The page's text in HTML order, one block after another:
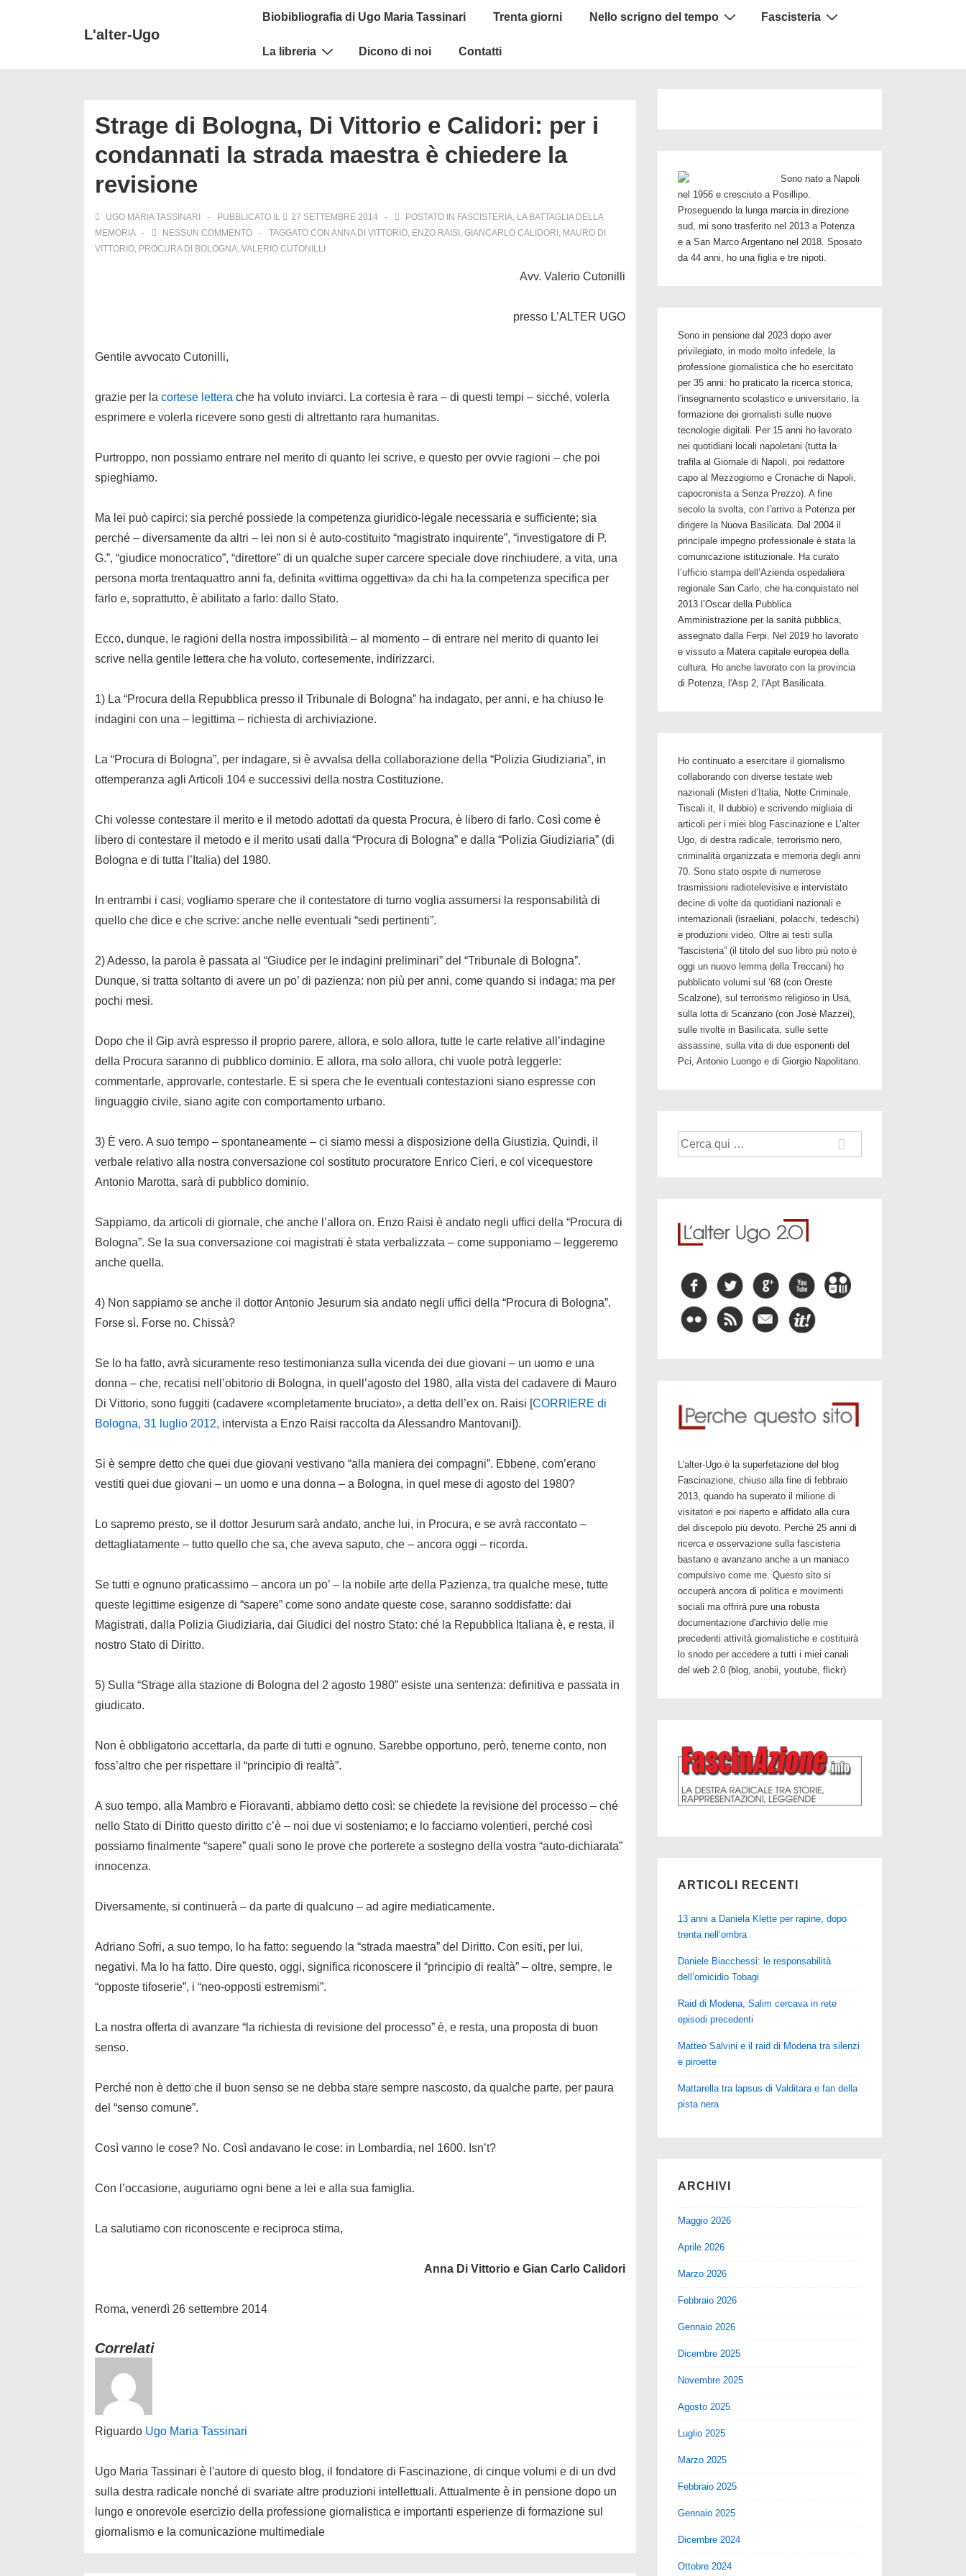
L'alter-Ugo
Menu
Biobibliografia di Ugo Maria Tassinari Trenta giorni Nello scrigno del tempo Fascisteria
La libreria Dicono di noi Contatti
Strage di Bologna, Di Vittorio e Calidori: per i
condannati la strada maestra è chiedere la
revisione
UGO MARIA TASSINARI PUBBLICATO IL 27 SETTEMBRE 2014 POSTATO IN FASCISTERIA, LA BATTAGLIA DELLA
MEMORIA
NESSUN COMMENTO TAGGATO CON ANNA DI VITTORIO, ENZO RAISI , GIANCARLO CALIDORI , MAURO DI
VITTORIO, PROCURA DI BOLOGNA, VALERIO CUTONILLI
Avv. Valerio Cutonilli
presso L’ALTER UGO
Gentile avvocato Cutonilli,
grazie per la cortese lettera che ha voluto inviarci. La cortesia è rara – di questi tempi – sicché, volerla
esprimere e volerla ricevere sono gesti di altrettanto rara humanitas.
Purtroppo, non possiamo entrare nel merito di quanto lei scrive, e questo per ovvie ragioni – che poi
spieghiamo.
Ma lei può capirci: sia perché possiede la competenza giuridico-legale necessaria e sufficiente; sia
perché – diversamente da altri – lei non si è auto-costituito “magistrato inquirente”, “investigatore di P.
G.”, “giudice monocratico”, “direttore” di un qualche super carcere speciale dove rinchiudere, a vita, una
persona morta trentaquattro anni fa, definita «vittima oggettiva» da chi ha la competenza specifica per
farlo e, soprattutto, è abilitato a farlo: dallo Stato.
Ecco, dunque, le ragioni della nostra impossibilità – al momento – di entrare nel merito di quanto lei
scrive nella gentile lettera che ha voluto, cortesemente, indirizzarci.
1) La “Procura della Repubblica presso il Tribunale di Bologna” ha indagato, per anni, e ha chiuso le
indagini con una – legittima – richiesta di archiviazione.
La “Procura di Bologna”, per indagare, si è avvalsa della collaborazione della “Polizia Giudiziaria”, in
ottemperanza agli Articoli 104 e successivi della nostra Costituzione.
Chi volesse contestare il merito e il metodo adottati da questa Procura, è libero di farlo. Così come è
libero di contestare il metodo e il merito usati dalla “Procura di Bologna” e dalla “Polizia Giudiziaria” (di
Bologna e di tutta l’Italia) del 1980.
In entrambi i casi, vogliamo sperare che il contestatore di turno voglia assumersi la responsabilità di
quello che dice e che scrive: anche nelle eventuali “sedi pertinenti”.
2) Adesso, la parola è passata al “Giudice per le indagini preliminari” del “Tribunale di Bologna”.
Dunque, si tratta soltanto di avere un po’ di pazienza: non più per anni, come quando si indaga; ma per
pochi mesi.
Dopo che il Gip avrà espresso il proprio parere, allora, e solo allora, tutte le carte relative all’indagine
della Procura saranno di pubblico dominio. E allora, ma solo allora, chi vuole potrà leggerle:
commentarle, approvarle, contestarle. E si spera che le eventuali contestazioni siano espresse con
linguaggio civile, siano agite con comportamento urbano.
3) È vero. A suo tempo – spontaneamente – ci siamo messi a disposizione della Giustizia. Quindi, il
verbale relativo alla nostra conversazione col sostituto procuratore Enrico Cieri, e col vicequestore
Antonio Marotta, sarà di pubblico dominio.
Sappiamo, da articoli di giornale, che anche l’allora on. Enzo Raisi è andato negli uffici della “Procura di
Bologna”. Se la sua conversazione coi magistrati è stata verbalizzata – come supponiamo – leggeremo
anche quella.
4) Non sappiamo se anche il dottor Antonio Jesurum sia andato negli uffici della “Procura di Bologna”.
Forse sì. Forse no. Chissà?
Se lo ha fatto, avrà sicuramente reso testimonianza sulla vicenda dei due giovani – un uomo e una
donna – che, recatisi nell’obitorio di Bologna, in quell’agosto del 1980, alla vista del cadavere di Mauro
Di Vittorio, sono fuggiti (cadavere «completamente bruciato», a detta dell’ex on. Raisi [CORRIERE di
Bologna, 31 luglio 2012, intervista a Enzo Raisi raccolta da Alessandro Mantovani]).
Si è sempre detto che quei due giovani vestivano “alla maniera dei compagni”. Ebbene, com’erano
vestiti quei due giovani – un uomo e una donna – a Bologna, in quel mese di agosto del 1980?
Lo sapremo presto, se il dottor Jesurum sarà andato, anche lui, in Procura, e se avrà raccontato –
dettagliatamente – tutto quello che sa, che aveva saputo, che – ancora oggi – ricorda.
Se tutti e ognuno praticassimo – ancora un po’ – la nobile arte della Pazienza, tra qualche mese, tutte
queste legittime esigenze di “sapere” come sono andate queste cose, saranno soddisfatte: dai
Magistrati, dalla Polizia Giudiziaria, dai Giudici del nostro Stato: ché la Repubblica Italiana è, e resta, il
nostro Stato di Diritto.
5) Sulla “Strage alla stazione di Bologna del 2 agosto 1980” esiste una sentenza: definitiva e passata in
giudicato.
Non è obbligatorio accettarla, da parte di tutti e ognuno. Sarebbe opportuno, però, tenerne conto, non
foss’altro che per rispettare il “principio di realtà”.
A suo tempo, alla Mambro e Fioravanti, abbiamo detto così: se chiedete la revisione del processo – ché
nello Stato di Diritto questo diritto c’è – noi due vi sosteniamo; e lo facciamo volentieri, perché così
possiamo finalmente “sapere” quali sono le prove che porterete a sostegno della vostra “auto-dichiarata”
innocenza.
Diversamente, si continuerà – da parte di qualcuno – ad agire mediaticamente.
Adriano Sofri, a suo tempo, lo ha fatto: seguendo la “strada maestra” del Diritto. Con esiti, per lui,
negativi. Ma lo ha fatto. Dire questo, oggi, significa riconoscere il “principio di realtà” – oltre, sempre, le
“opposte tifoserie”, i “neo-opposti estremismi”.
La nostra offerta di avanzare “la richiesta di revisione del processo” è, e resta, una proposta di buon
senso.
Perché non è detto che il buon senso se ne debba stare sempre nascosto, da qualche parte, per paura
del “senso comune”.
Così vanno le cose? No. Così andavano le cose: in Lombardia, nel 1600. Isn’t?
Con l’occasione, auguriamo ogni bene a lei e alla sua famiglia.
La salutiamo con riconoscente e reciproca stima,
Anna Di Vittorio e Gian Carlo Calidori
Roma, venerdì 26 settembre 2014
Correlati
Riguardo Ugo Maria Tassinari
Ugo Maria Tassinari è l'autore di questo blog, il fondatore di Fascinazione, di cinque volumi e di un dvd
sulla destra radicale nonché di svariate altre produzioni intellettuali. Attualmente è in pensione dopo un
lungo e onorevole esercizio della professione giornalistica e importanti esperienze di formazione sul
giornalismo e la comunicazione multimediale
Sono nato a Napoli
nel 1956 e cresciuto a Posillipo.
Proseguendo la lunga marcia in direzione
sud, mi sono trasferito nel 2013 a Potenza
e a San Marco Argentano nel 2018. Sposato
da 44 anni, ho una figlia e tre nipoti.
Sono in pensione dal 2023 dopo aver
privilegiato, in modo molto infedele, la
professione giornalistica che ho esercitato
per 35 anni: ho praticato la ricerca storica,
l'insegnamento scolastico e universitario, la
formazione dei giornalisti sulle nuove
tecnologie digitali. Per 15 anni ho lavorato
nei quotidiani locali napoletani (tutta la
trafila al Giornale di Napoli, poi redattore
capo al Mezzogiorno e Cronache di Napoli,
capocronista a Senza Prezzo). A fine
secolo la svolta, con l’arrivo a Potenza per
dirigere la Nuova Basilicata. Dal 2004 il
principale impegno professionale è stata la
comunicazione istituzionale. Ha curato
l’ufficio stampa dell’Azienda ospedaliera
regionale San Carlo, che ha conquistato nel
2013 l’Oscar della Pubblica
Amministrazione per la sanità pubblica,
assegnato dalla Ferpi. Nel 2019 ho lavorato
e vissuto a Matera capitale europea della
cultura. Ho anche lavorato con la provincia
di Potenza, l'Asp 2, l'Apt Basilicata.
Ho continuato a esercitare il giornalismo
collaborando con diverse testate web
nazionali (Misteri d’Italia, Notte Criminale,
Tiscali.it, Il dubbio) e scrivendo migliaia di
articoli per i miei blog Fascinazione e L’alter
Ugo, di destra radicale, terrorismo nero,
criminalità organizzata e memoria degli anni
70. Sono stato ospite di numerose
trasmissioni radiotelevisive e intervistato
decine di volte da quotidiani nazionali e
internazionali (israeliani, polacchi, tedeschi)
e produzioni video. Oltre ai testi sulla
“fascisteria” (il titolo del suo libro più noto è
oggi un nuovo lemma della Treccani) ho
pubblicato volumi sul ‘68 (con Oreste
Scalzone), sul terrorismo religioso in Usa,
sulla lotta di Scanzano (con José Mazzei),
sulle rivolte in Basilicata, sulle sette
assassine, sulla vita di due esponenti del
Pci, Antonio Luongo e di Giorgio Napolitano.
Cerca:
L'alter-Ugo è la superfetazione del blog
Fascinazione, chiuso alla fine di febbraio
2013, quando ha superato il milione di
visitatori e poi riaperto e affidato alla cura
del discepolo più devoto. Perché 25 anni di
ricerca e osservazione sulla fascisteria
bastano e avanzano anche a un maniaco
compulsivo come me. Questo sito si
occuperà ancora di politica e movimenti
sociali ma offrirà pure una robusta
documentazione d'archivio delle mie
precedenti attività giornalistiche e costituirà
lo snodo per accedere a tutti i miei canali
del web 2.0 (blog, anobii, youtube, flickr)
ARTICOLI RECENTI
13 anni a Daniela Klette per rapine, dopo
trenta nell’ombra
Daniele Biacchessi: le responsabilità
dell’omicidio Tobagi
Raid di Modena, Salim cercava in rete
episodi precedenti
Matteo Salvini e il raid di Modena tra silenzi
e piroette
Mattarella tra lapsus di Valditara e fan della
pista nera
ARCHIVI
Maggio 2026
Aprile 2026
Marzo 2026
Febbraio 2026
Gennaio 2026
Dicembre 2025
Novembre 2025
Agosto 2025
Luglio 2025
Marzo 2025
Febbraio 2025
Gennaio 2025
Dicembre 2024
Ottobre 2024